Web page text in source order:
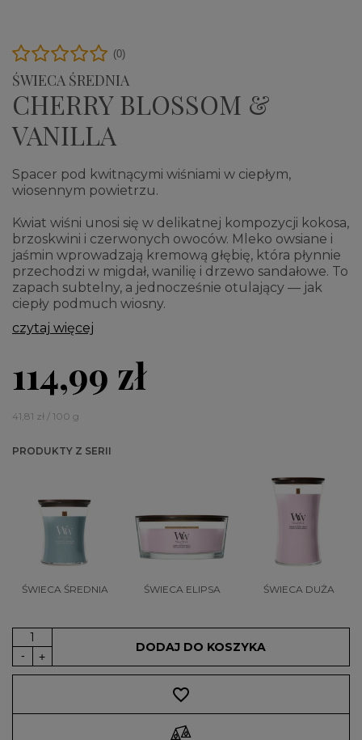
ŚWIECA ŚREDNIA
CHERRY BLOSSOM &
VANILLA
(0)
Spacer pod kwitnącymi wiśniami w ciepłym,
wiosennym powietrzu.
Kwiat wiśni unosi się w delikatnej kompozycji kokosa,
brzoskwini i czerwonych owoców. Mleko owsiane i
jaśmin wprowadzają kremową głębię, która płynnie
przechodzi w migdał, wanilię i drzewo sandałowe. To
zapach subtelny, a jednocześnie otulający — jak
ciepły podmuch wiosny.
czytaj więcej
114,99 zł
41,81 zł / 100 g
PRODUKTY Z SERII
ŚWIECA ŚREDNIA ŚWIECA ELIPSA ŚWIECA DUŻA
DODAJ DO KOSZYKA
favorite_border